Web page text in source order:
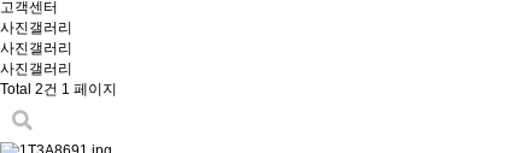
고객센터
사진갤러리
사진갤러리
사진갤러리
Total 2건 1 페이지